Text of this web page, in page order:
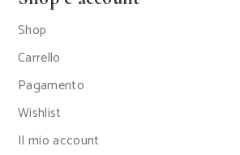
Shop
Carrello
Pagamento
Wishlist
Il mio account